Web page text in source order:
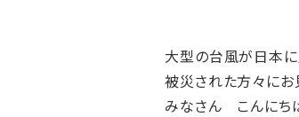
大型の台風が日本に
被災された方々にお
みなさん こんにち